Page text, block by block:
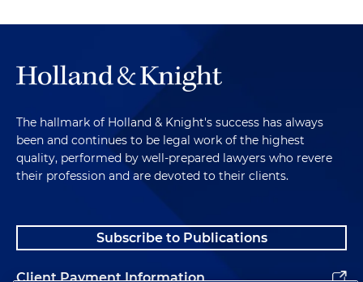
The hallmark of Holland & Knight's success has always
been and continues to be legal work of the highest
quality, performed by well-prepared lawyers who revere
their profession and are devoted to their clients.
Subscribe to Publications
Client Payment Information